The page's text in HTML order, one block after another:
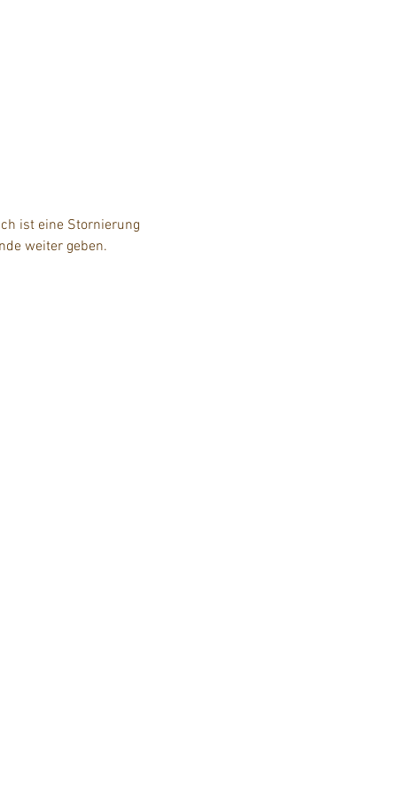
ist eine Stornierung
weiter geben.